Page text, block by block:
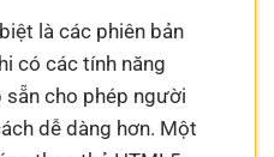
là các phiên bản
có các tính năng
cho phép người
dễ dàng hơn. Một